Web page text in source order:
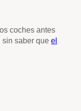
coches antes
saber que el